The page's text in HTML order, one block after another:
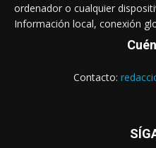
ordenador o cualquier
Información local, conexión
Contacto: